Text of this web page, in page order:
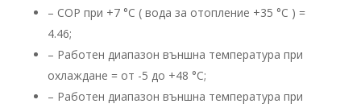
– COP при +7 °C ( вода за отопление +35 °C ) =
4.46;
– Работен диапазон външна температура при
охлаждане = от -5 до +48 °C;
– Работен диапазон външна температура при